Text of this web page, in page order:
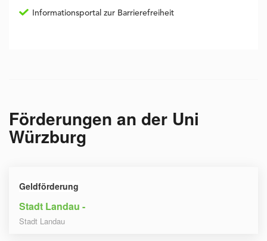
Informationsportal zur Barrierefreiheit
Förderungen an der Uni
Würzburg
Geldförderung
Stadt Landau -
Stadt Landau